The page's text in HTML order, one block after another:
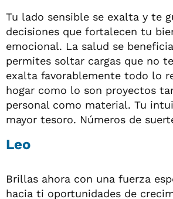
Tu lado sensible se exalta y te
decisiones que fortalecen tu
emocional. La salud se
permites soltar cargas que no
exalta favorablemente todo lo
hogar como lo son proyectos
personal como material. Tu
mayor tesoro. Números de
Leo
Brillas ahora con una fuerza
hacia ti oportunidades de